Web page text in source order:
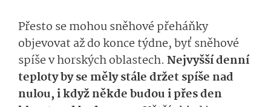
Přesto se mohou sněhové přeháňky
objevovat až do konce týdne, byť sněhové
spíše v horských oblastech. Nejvyšší denní
teploty by se měly stále držet spíše nad
nulou, i když někde budou i přes den